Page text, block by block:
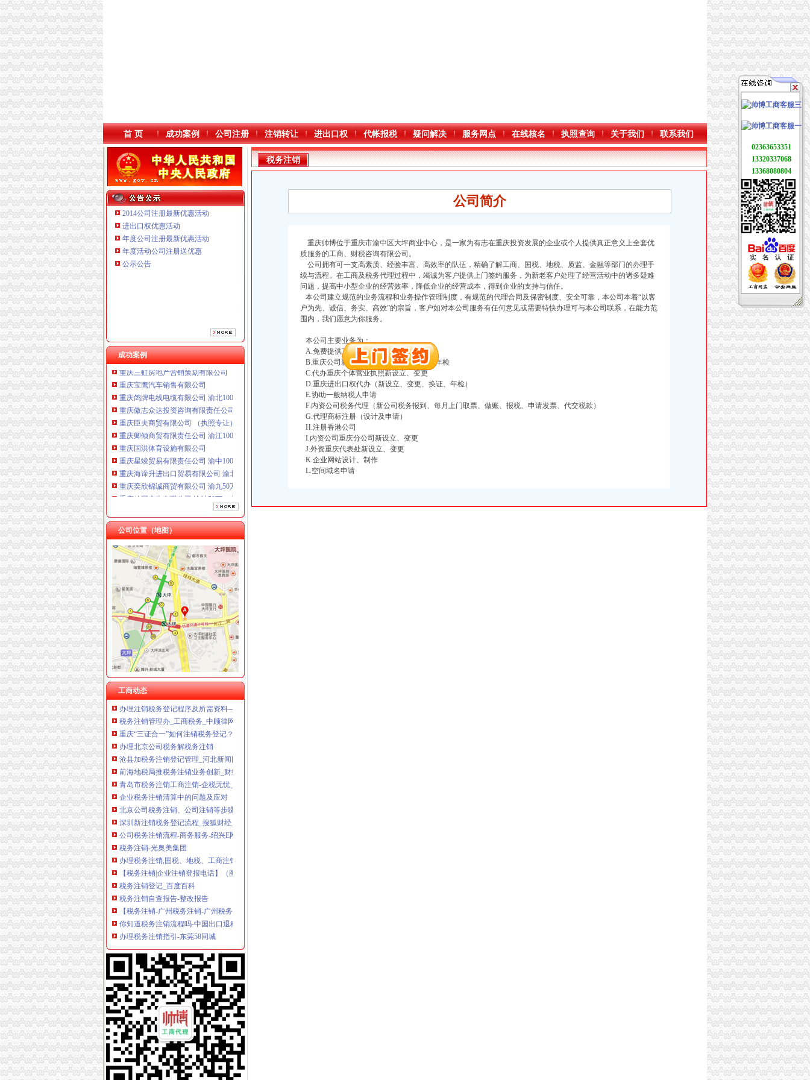
本站导航
首 页 成功案例 公司注册 注销转让 进出口权 代帐报税 疑问解决 服务网点 在线核名 执照查询 关于我们 联系我们
2014公司注册最新优惠活动
进出口权优惠活动
年度公司注册最新优惠活动
年度活动公司注册送优惠
公示公告
成功案例
重庆傲志众达投资咨询有限责任公司 渝九1000万 （增资）
重庆奕欣锦诚商贸有限公司 渝九50万 （工商注册）
重庆信同广告有限公司 渝沙50万 （工商注册）
重庆三虹房地产营销策划有限公司
重庆宝鹰汽车销售有限公司
重庆鸽牌电线电缆有限公司 渝北10010万 (进出口权)
重庆傲志众达投资咨询有限责任公司 渝九1000万 （增资）
重庆臣夫商贸有限公司 （执照专让）
重庆卿倾商贸有限责任公司 渝江100万 （工商注册）
重庆国洪体育设施有限公司
重庆星竣贸易有限责任公司 渝中100万 （进出口权）
重庆海谛升进出口贸易有限公司 渝北100万 （进出口权）
重庆奕欣锦诚商贸有限公司 渝九50万 （工商注册）
重庆信同广告有限公司 渝沙50万 （工商注册）
重庆三虹房地产营销策划有限公司
公司位置（地图）
工商动态
税务注销
工商税务变更、注销-青青岛社区
北京注销公司税务注销的基本流程
税务注销审计（上海金薇）-钱眼产品
南京税务注销所需资料及注销流程-商务服务
《税务注销申请书》100篇第一文库网
税务注销所需时间
2017年税务注销流程-注册公司-淘丁财税
巴彦淖尔市税务注销登记-内蒙古自区
办理注销税务登记程序及所需资料—代办税务注销、吊销转注销-久久
税务注销管理办_工商税务_中顾律网
重庆“三证合一”如何注销税务登记？_搜狐财经_搜狐网
办理北京公司税务解税务注销
沧县加税务注销登记管理_河北新闻网
前海地税局推税务注销业务创新_财经_腾讯网
青岛市税务注销工商注销-企税无忧_【公司注册服务】
企业税务注销清算中的问题及应对
北京公司税务注销、公司注销等步骤-北京58同城
深圳新注销税务登记流程_搜狐财经_搜狐网
公司税务注销流程-商务服务-绍兴E网
税务注销-光奥美集团
办理税务注销,国税、地税、工商注销流程
【税务注销|企业注销登报电话】（图）-供应信息-环球经贸网
税务注销登记_百度百科
税务注销自查报告-整改报告
【税务注销-广州税务注销-广州税务注销公司】税务注销-广州税务注销-
你知道税务注销流程吗-中国出口退税咨询网
办理税务注销指引-东莞58同城
公司税务注销_第1页_时尚家居杂谈_家居_西祠胡同
办理税务注销登记_中国萍乡
如何办理税务注销？税务注销办理流程
《税务注销申请书》十篇专业写作指导
税务注销,税务登记注销报告,税务登记注销清算鉴证报告-
税务注销,税务登记注销报告,税务登记注销清算鉴证报告-
代办北京税务注销税务解流程及材料
文章-湖南省地税税务注销登记
江汉区税务注销哪家服务好
税务注销证明-证明书范本-理财网
四川成都代办税务注销要哪些材料？-百姓生活网
办理北京公司注销、税务注销、税务解-北京58同城
税务注销
公司简介
重庆帅博位于重庆市渝中区大坪商业中心，是一家为有志在重庆投资发展的企业或个人提供真正意义上全套优
质服务的工商、财税咨询有限公司。
公司拥有可一支高素质、经验丰富、高效率的队伍，精确了解工商、国税、地税、质监、金融等部门的办理手
续与流程。在工商及税务代理过程中，竭诚为客户提供上门签约服务，为新老客户处理了经营活动中的诸多疑难
问题，提高中小型企业的经营效率，降低企业的经营成本，得到企业的支持与信任。
本公司建立规范的业务流程和业务操作管理制度，有规范的代理合同及保密制度、安全可靠，本公司本着“以客
户为先、诚信、务实、高效”的宗旨，客户如对本公司服务有任何意见或需要特快办理可与本公司联系，在能力范
围内，我们愿意为你服务。
本公司主要业务为：
A.免费提供工商及税务咨询服务
B.重庆公司新设立、变更、验资、增资、年检
C.代办重庆个体营业执照新设立、变更
D.重庆进出口权代办（新设立、变更、换证、年检）
E.协助一般纳税人申请
F.内资公司税务代理（新公司税务报到、每月上门取票、做账、报税、申请发票、代交税款）
G.代理商标注册（设计及申请）
H.注册香港公司
I.内资公司重庆分公司新设立、变更
J.外资重庆代表处新设立、变更
K.企业网站设计、制作
L.空间域名申请
02363653351
13320337068
13368080804